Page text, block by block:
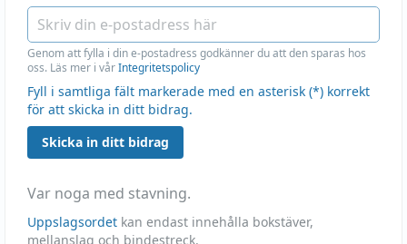
Genom att fylla i din e-postadress godkänner du att den sparas hos
oss. Läs mer i vårIntegritetspolicy
Fyll i samtliga fält markerade med en asterisk (*) korrekt
för att skicka in ditt bidrag.
Skicka in ditt bidrag
Var noga med stavning.
Uppslagsordet kan endast innehålla bokstäver,
mellanslag och bindestreck.